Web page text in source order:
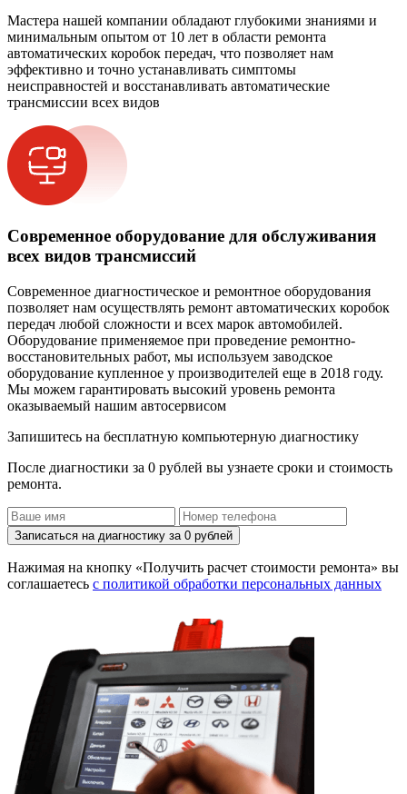
Мастера нашей компании обладают глубокими знаниями и
минимальным опытом от 10 лет в области ремонта
автоматических коробок передач, что позволяет нам
эффективно и точно устанавливать симптомы
неисправностей и восстанавливать автоматические
трансмиссии всех видов
Современное оборудование для обслуживания
всех видов трансмиссий
Современное диагностическое и ремонтное оборудования
позволяет нам осуществлять ремонт автоматических коробок
передач любой сложности и всех марок автомобилей.
Оборудование применяемое при проведение ремонтно-
восстановительных работ, мы используем заводское
оборудование купленное у производителей еще в 2018 году.
Мы можем гарантировать высокий уровень ремонта
оказываемый нашим автосервисом
Запишитесь на бесплатную компьютерную диагностику
После диагностики за 0 рублей вы узнаете сроки и стоимость
ремонта.
Записаться на диагностику за 0 рублей
Нажимая на кнопку «Получить расчет стоимости ремонта» вы
соглашаетесь с политикой обработки персональных данных